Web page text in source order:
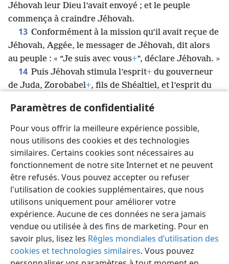
Paramètres de confidentialité
Pour vous offrir la meilleure expérience possible,
nous utilisons des cookies et des technologies
similaires. Certains cookies sont nécessaires au
fonctionnement de notre site Internet et ne peuvent
être refusés. Vous pouvez accepter ou refuser
l'utilisation de cookies supplémentaires, que nous
utilisons uniquement pour améliorer votre
expérience. Aucune de ces données ne sera jamais
vendue ou utilisée à des fins de marketing. Pour en
savoir plus, lisez les Règles mondiales d’utilisation des
cookies et technologies similaires. Vous pouvez
Jéhovah leur Dieu l’avait envoyé ; et le peuple
commença à craindre Jéhovah.
13 Conformément à la mission qu’il avait reçue de
Jéhovah, Aggée, le messager de Jéhovah, dit alors
au peuple : « “Je suis avec vous+”, déclare Jéhovah. »
14 Puis Jéhovah stimula l’esprit+ du gouverneur
de Juda, Zorobabel+, fils de Shéaltiel, et l’esprit du
tout le reste du peuple ; et ils se mirent au travail
dans la maison de Jéhovah des armées, leur Dieu
15 C’était le 24e jour du 6 mois, dans la 2 année du
règne de Darius+.
Français Partager Préférences
Copyright © 2026 Watch Tower Bible and Tract Society of Pennsylvania
Conditions d’utilisation
Règles de confidentialité
Paramètres de confidentialité
JW.ORG Se connecter